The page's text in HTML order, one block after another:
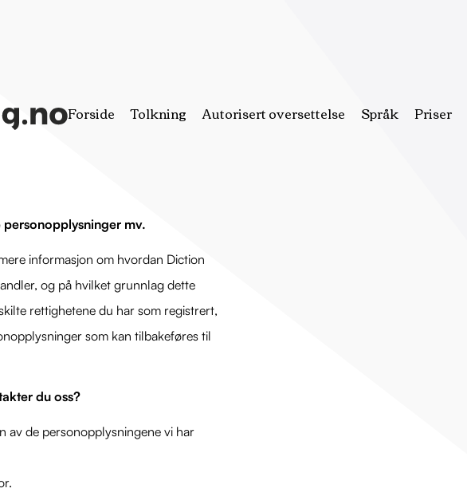
Forside Tolkning Autorisert oversettelse Språk Priser
mv.
informasjon om hvordan Diction
og på hvilket grunnlag dette
rettighetene du har som registrert,
som kan tilbakeføres til
du oss?
av de personopplysningene vi har